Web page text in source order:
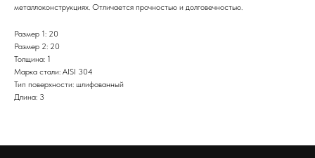
металлоконструкциях. Отличается прочностью и долговечностью.
Размер 1: 20
Размер 2: 20
Толщина: 1
Марка стали: AISI 304
Тип поверхности: шлифованный
Длина: 3